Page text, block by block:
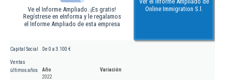
Ve el Informe Ampliado. ¡Es gratis!
Regístrese en eInforma y le regalamos
el Informe Ampliado de esta empresa
Online Immigration S.l.
Capital Social De 0 a 3.100 €
Ventas
últimos años
Año
Variación
2022